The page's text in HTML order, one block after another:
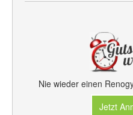
Nie wieder einen
Jetzt